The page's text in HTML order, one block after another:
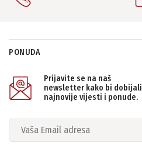
PONUDA
Prijavite se na naš
newsletter kako bi dobijali
najnovije vijesti i ponude.